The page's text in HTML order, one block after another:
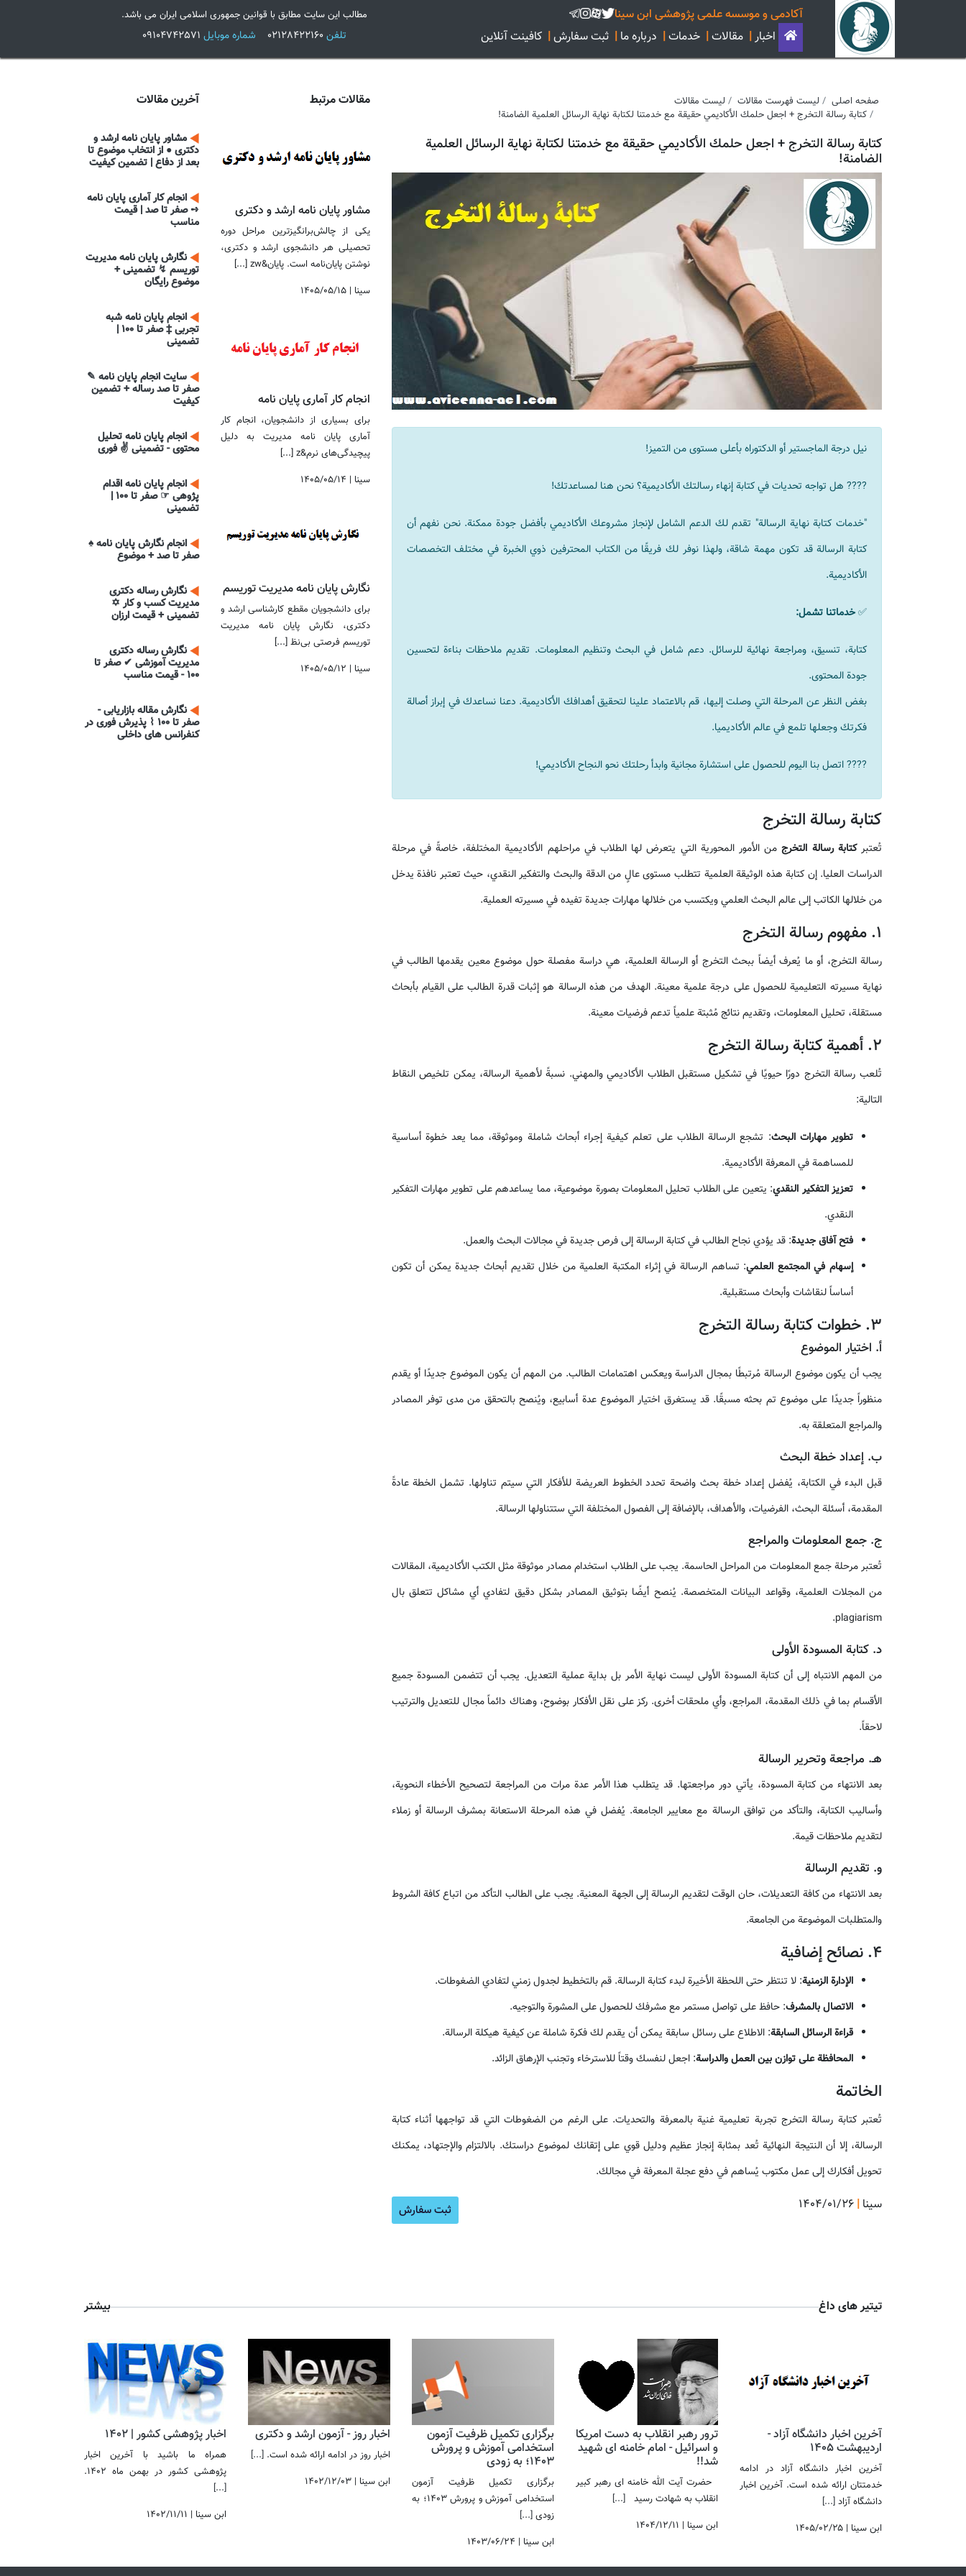
آکادمی و موسسه علمی پژوهشی ابن سینا
|اخبار |مقالات |خدمات | درباره ما |ثبت سفارش کافینت آنلاین
مطالب این سایت مطابق با قوانین جمهوری اسلامی ایران می باشد.
شماره موبایل تلفن02128422160
صفحه اصلی لیست فهرست مقالات
لیست مقالات
كتابة رسالة التخرج + اجعل حلمك الأكاديمي حقيقة مع خدمتنا لكتابة نهاية الرسائل العلمية الضامنة!
كتابة رسالة التخرج + اجعل حلمك الأكاديمي حقيقة مع خدمتنا لكتابة نهاية الرسائل العلمية
الضامنة!
نيل درجة الماجستير أو الدكتوراه بأعلى مستوى من التميز!
???? هل تواجه تحديات في كتابة إنهاء رسالتك الأكاديمية؟ نحن هنا لمساعدتك!
"خدمات كتابة نهاية الرسالة" تقدم لك الدعم الشامل لإنجاز مشروعك الأكاديمي بأفضل جودة ممكنة. نحن نفهم أن
كتابة الرسالة قد تكون مهمة شاقة، ولهذا نوفر لك فريقًا من الكتاب المحترفين ذوي الخبرة في مختلف التخصصات
الأكاديمية.
✅خدماتنا تشمل:
كتابة، تنسيق، ومراجعة نهائية للرسائل. دعم شامل في البحث وتنظيم المعلومات. تقديم ملاحظات بناءة لتحسين
جودة المحتوى.
بغض النظر عن المرحلة التي وصلت إليها، قم بالاعتماد علينا لتحقيق أهدافك الأكاديمية. دعنا نساعدك في إبراز أصالة
فكرتك وجعلها تلمع في عالم الأكاديميا.
???? اتصل بنا اليوم للحصول على استشارة مجانية وابدأ رحلتك نحو النجاح الأكاديمي!
كتابة رسالة التخرج
تُعتبركتابة رسالة التخرجمن الأمور المحورية التي يتعرض لها الطلاب في مراحلهم الأكاديمية المختلفة، خاصةً في مرحلة
الدراسات العليا. إن كتابة هذه الوثيقة العلمية تتطلب مستوى عالٍ من الدقة والبحث والتفكير النقدي، حيث تعتبر نافذة يدخل
من خلالها الكاتب إلى عالم البحث العلمي ويكتسب من خلالها مهارات جديدة تفيده في مسيرته العملية.
1. مفهوم رسالة التخرج
رسالة التخرج، أو ما يُعرف أيضاً ببحث التخرج أو الرسالة العلمية، هي دراسة مفصلة حول موضوع معين يقدمها الطالب في
نهاية مسيرته التعليمية للحصول على درجة علمية معينة. الهدف من هذه الرسالة هو إثبات قدرة الطالب على القيام بأبحاث
مستقلة، تحليل المعلومات، وتقديم نتائج مُثبتة علمياً تدعم فرضيات معينة.
2. أهمية كتابة رسالة التخرج
تُلعب رسالة التخرج دورًا حيويًا في تشكيل مستقبل الطلاب الأكاديمي والمهني. نسبةً لأهمية الرسالة، يمكن تلخيص النقاط
التالية:
تطوير مهارات البحث: تشجع الرسالة الطلاب على تعلم كيفية إجراء أبحاث شاملة وموثوقة، مما يعد خطوة أساسية
للمساهمة في المعرفة الأكاديمية.
تعزيز التفكير النقدي: يتعين على الطلاب تحليل المعلومات بصورة موضوعية، مما يساعدهم على تطوير مهارات التفكير
النقدي.
فتح آفاق جديدة: قد يؤدي نجاح الطالب في كتابة الرسالة إلى فرص جديدة في مجالات البحث والعمل.
إسهام في المجتمع العلمي: تساهم الرسالة في إثراء المكتبة العلمية من خلال تقديم أبحاث جديدة يمكن أن تكون
أساساً لنقاشات وأبحاث مستقبلية.
3. خطوات كتابة رسالة التخرج
أ. اختيار الموضوع
يجب أن يكون موضوع الرسالة مُرتبطًا بمجال الدراسة ويعكس اهتمامات الطالب. من المهم أن يكون الموضوع جديدًا أو يقدم
منظوراً جديدًا على موضوع تم بحثه مسبقًا. قد يستغرق اختيار الموضوع عدة أسابيع، ويُنصح بالتحقق من مدى توفر المصادر
والمراجع المتعلقة به.
ب. إعداد خطة البحث
قبل البدء في الكتابة، يُفضل إعداد خطة بحث واضحة تحدد الخطوط العريضة للأفكار التي سيتم تناولها. تشمل الخطة عادةً
المقدمة، أسئلة البحث، الفرضيات، والأهداف، بالإضافة إلى الفصول المختلفة التي ستتناولها الرسالة.
ج. جمع المعلومات والمراجع
تُعتبر مرحلة جمع المعلومات من المراحل الحاسمة. يجب على الطلاب استخدام مصادر موثوقة مثل الكتب الأكاديمية، المقالات
من المجلات العلمية، وقواعد البيانات المتخصصة. يُنصح أيضًا بتوثيق المصادر بشكل دقيق لتفادي أي مشاكل تتعلق بال
plagiarism.
د. كتابة المسودة الأولى
من المهم الانتباه إلى أن كتابة المسودة الأولى ليست نهاية الأمر بل بداية عملية التعديل. يجب أن تتضمن المسودة جميع
الأقسام بما في ذلك المقدمة، المراجع، وأي ملحقات أخرى. ركز على نقل الأفكار بوضوح، وهناك دائماً مجال للتعديل والترتيب
لاحقاً.
هـ. مراجعة وتحرير الرسالة
بعد الانتهاء من كتابة المسودة، يأتي دور مراجعتها. قد يتطلب هذا الأمر عدة مرات من المراجعة لتصحيح الأخطاء النحوية،
وأساليب الكتابة، والتأكد من توافق الرسالة مع معايير الجامعة. يُفضل في هذه المرحلة الاستعانة بمشرف الرسالة أو زملاء
لتقديم ملاحظات قيمة.
و. تقديم الرسالة
بعد الانتهاء من كافة التعديلات، حان الوقت لتقديم الرسالة إلى الجهة المعنية. يجب على الطالب التأكد من اتباع كافة الشروط
والمتطلبات الموضوعة من الجامعة.
4. نصائح إضافية
الإدارة الزمنية: لا تنتظر حتى اللحظة الأخيرة لبدء كتابة الرسالة. قم بالتخطيط لجدول زمني لتفادي الضغوطات.
الاتصال بالمشرف: حافظ على تواصل مستمر مع مشرفك للحصول على المشورة والتوجيه.
قراءة الرسائل السابقة: الاطلاع على رسائل سابقة يمكن أن يقدم لك فكرة شاملة عن كيفية هيكلة الرسالة.
المحافظة على توازن بين العمل والدراسة: اجعل لنفسك وقتاً للاسترخاء وتجنب الإرهاق الزائد.
الخاتمة
تُعتبر كتابة رسالة التخرج تجربة تعليمية غنية بالمعرفة والتحديات. على الرغم من الضغوطات التي قد تواجهها أثناء كتابة
الرسالة، إلا أن النتيجة النهائية تُعد بمثابة إنجاز عظيم ودليل قوي على إتقانك لموضوع دراستك. بالالتزام والإجتهاد، يمكنك
تحويل أفكارك إلى عمل مكتوب يُساهم في دفع عجلة المعرفة في مجالك.
۱۴۰۴/۰۱/۲۶ | سینا ثبت سفارش
مقالات مرتبط
مشاور پایان نامه ارشد و دکتری
یکی از چالش‌برانگیزترین مراحل دوره
تحصیلی هر دانشجوی ارشد و دکتری،
نوشتن پایان‌نامه است. پایان&zw [...]
۱۴۰۵/۰۵/۱۵ | سینا
انجام کار آماری پایان نامه
برای بسیاری از دانشجویان، انجام کار
آماری پایان نامه مدیریت به دلیل
پیچیدگی‌های نرم&z [...]
۱۴۰۵/۰۵/۱۴ | سینا
نگارش پایان نامه مدیریت توریسم
برای دانشجویان مقطع کارشناسی ارشد و
دکتری، نگارش پایان نامه مدیریت
توریسم فرصتی بی‌نظ [...]
۱۴۰۵/۰۵/۱۲ | سینا
آخرین مقالات
مشاور پایان نامه ارشد و
دکتری ● از انتخاب موضوع تا
بعد از دفاع | تضمین کیفیت
انجام کار آماری پایان نامه
➺ صفر تا صد | قیمت
مناسب
نگارش پایان نامه مدیریت
توریسم ↯ تضمینی +
موضوع رایگان
انجام پایان نامه شبه
تجربی ‡ صفر تا 100 |
تضمینی
سایت انجام پایان نامه ✎
صفر تا صد رساله + تضمین
کیفیت
انجام پایان نامه تحلیل
محتوی - تضمینی ✌ فوری
انجام پایان نامه اقدام
پژوهی ☞ صفر تا 100 |
تضمینی
انجام نگارش پایان نامه ♠
صفر تا صد + موضوع
نگارش رساله دکتری
مدیریت کسب و کار ✡
تضمینی + قیمت ارزان
نگارش رساله دکتری
مدیریت آموزشی ✔ صفر تا
100 - قیمت مناسب
نگارش مقاله بازاریابی -
صفر تا 100 ⌇ پذیرش فوری در
کنفرانس های داخلی
تیتیر های داغ بیشتر
آخرین اخبار دانشگاه آزاد -
اردیبهشت 1405
آخرین اخبار دانشگاه آزاد در ادامه
خدمتتان ارائه شده است. آخرین اخبار
دانشگاه آزاد [...]
۱۴۰۵/۰۲/۲۵ | ابن سینا
ترور رهبر انقلاب به دست امریکا
و اسرائیل - امام خامنه ای شهید
شد!! ​​​​​​​
حضرت آیت الله خامنه ای رهبر کبیر
انقلاب به شهادت رسید [...]
۱۴۰۴/۱۲/۱۱ | ابن سینا
برگزاری تکمیل ظرفیت آزمون
استخدامی آموزش و پرورش
1403؛ به زودی
برگزاری تکمیل ظرفیت آزمون
استخدامی آموزش و پرورش 1403؛ به
زودی [...]
۱۴۰۳/۰۶/۲۴ | ابن سینا
اخبار روز - آزمون ارشد و دکتری
اخبار روز در ادامه ارائه شده است. [...]
۱۴۰۲/۱۲/۰۳ | ابن سینا
اخبار پژوهشی کشور | 1402
همراه ما باشید با آخرین اخبار
پژوهشی کشور در بهمن ماه 1402.
[...]
۱۴۰۲/۱۱/۱۱ | ابن سینا